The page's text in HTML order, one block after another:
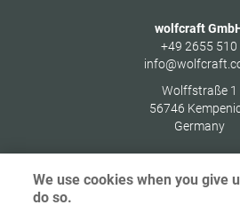
wolfcraft
+49 2655 510
Wolffstraße 1
56746
Germany
We use cookies when you give
do so.